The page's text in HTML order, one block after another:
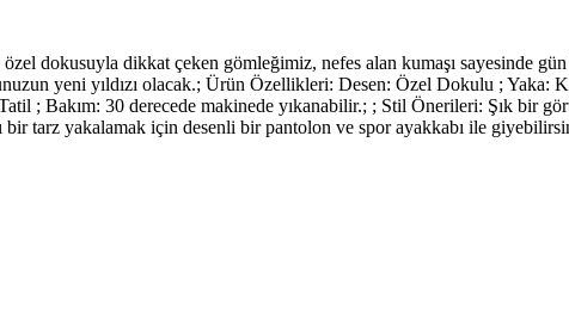
dokusuyla dikkat çeken gömleğimiz, nefes alan kumaşı sayesinde
yeni yıldızı olacak.; Ürün Özellikleri: Desen: Özel Dokulu ; Yaka:
Bakım: 30 derecede makinede yıkanabilir.; ; Stil Önerileri: Şık bir
tarz yakalamak için desenli bir pantolon ve spor ayakkabı ile